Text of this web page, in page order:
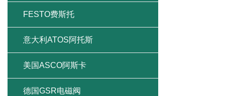
FESTO费斯托
意大利ATOS阿托斯
美国ASCO阿斯卡
德国GSR电磁阀